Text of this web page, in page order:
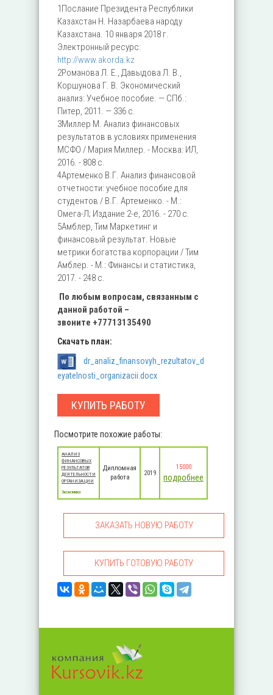
1Послание Президента Республики
Казахстан Н. Назарбаева народу
Казахстана. 10 января 2018 г.
Электронный ресурс:
http://www.akorda.kz
2Романова Л. Е., Давыдова Л. В.,
Коршунова Г. В. Экономический
анализ: Учебное пособие. — СПб.:
Питер, 2011. — 336 с.
3Миллер М. Анализ финансовых
результатов в условиях применения
МСФО / Мария Миллер. - Москва: ИЛ,
2016. - 808 c.
4Артеменко В.Г. Анализ финансовой
отчетности: учебное пособие для
студентов / В.Г. Артеменко. - М.:
Омега-Л; Издание 2-е, 2016. - 270 c.
5Амблер, Тим Маркетинг и
финансовый результат. Новые
метрики богатства корпорации / Тим
Амблер. - М.: Финансы и статистика,
2017. - 248 c.
По любым вопросам, связанным с
данной работой –
звоните +77713135490
Скачать план:
dr_analiz_finansovyh_rezultatov_d
eyatelnosti_organizacii.docx
КУПИТЬ РАБОТУ
Посмотрите похожие работы:
АНАЛИЗ
ФИНАНСОВЫХ
РЕЗУЛЬТАТОВ
ДЕЯТЕЛЬНОСТИ
ОРГАНИЗАЦИИ
Экономика
Дипломная
работа
2019
15000
подробнее
ЗАКАЗАТЬ НОВУЮ РАБОТУ
КУПИТЬ ГОТОВУЮ РАБОТУ